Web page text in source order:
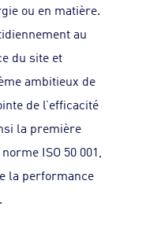
ou en matière.
au
du site et
ambitieux de
de l’efficacité
la première
ISO 50 001,
la performance